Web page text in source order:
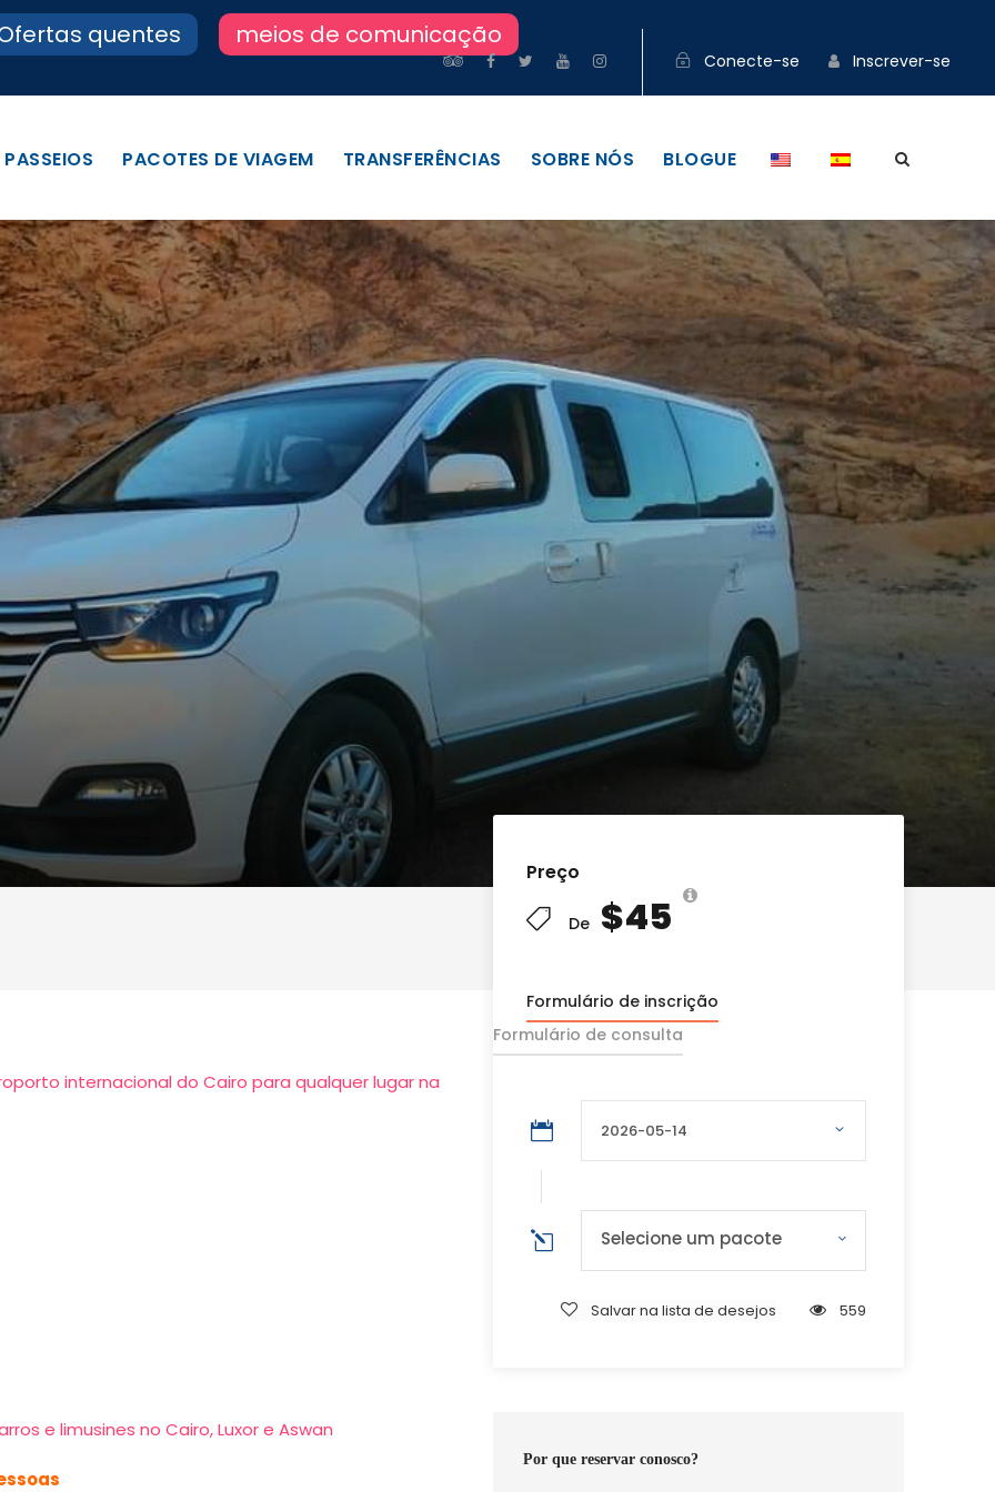
quentes meios de comunicação
Conecte-se Inscrever-se
PASSEIOS PACOTES DE VIAGEM TRANSFERÊNCIAS SOBRE NÓS BLOGUE
Preço
De $45
Formulário de inscrição
Formulário de consulta
Selecione um pacote
Salvar na lista de desejos 559
Por que reservar conosco?
internacional do Cairo para qualquer lugar na
e limusines no Cairo, Luxor e Aswan